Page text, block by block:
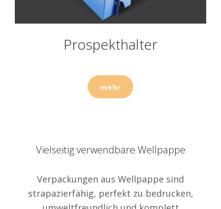
Prospekthalter
mehr
Vielseitig verwendbare Wellpappe
Verpackungen aus Wellpappe sind
strapazierfähig, perfekt zu bedrucken,